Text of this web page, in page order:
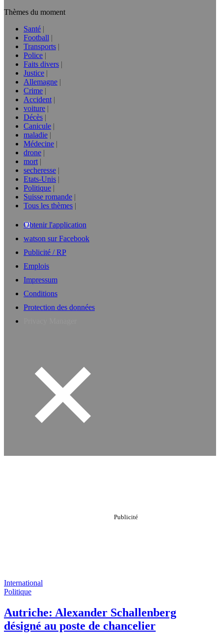
Thèmes du moment
Santé
Football
Transports
Police
Faits divers
Justice
Allemagne
Crime
Accident
voiture
Décès
Canicule
maladie
Médecine
drone
mort
secheresse
Etats-Unis
Politique
Suisse romande
Tous les thèmes
Obtenir l'application
watson sur Facebook
Publicité / RP
Emplois
Impressum
Conditions
Protection des données
International
Politique
Autriche: Alexander Schallenberg
désigné au poste de chancelier